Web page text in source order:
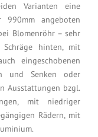
Varianten eine
angeboten
Blomenröhr – sehr
hinten, mit
eingeschobenen
und Senken oder
Ausstattungen bzgl.
mit niedriger
Rädern, mit